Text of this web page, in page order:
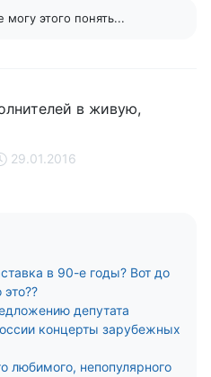
могу этого понять...
в живую,
29.01.2016
в 90-е годы? Вот до
депутата
концерты зарубежных
любимого, непопулярного